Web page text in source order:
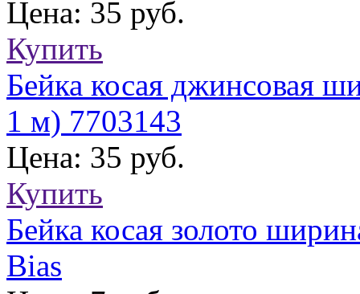
Цена: 35 руб.
Купить
Бейка косая джинсовая
1 м) 7703143
Цена: 35 руб.
Купить
Бейка косая золото
Bias